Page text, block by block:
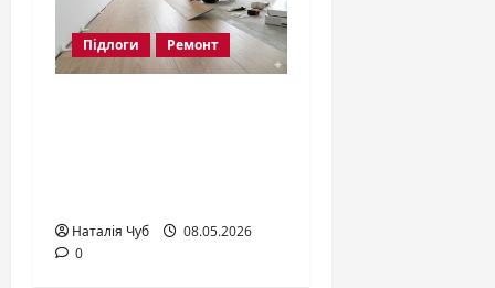
Підлоги Ремонт
Наталія Чуб
08.05.2026
0